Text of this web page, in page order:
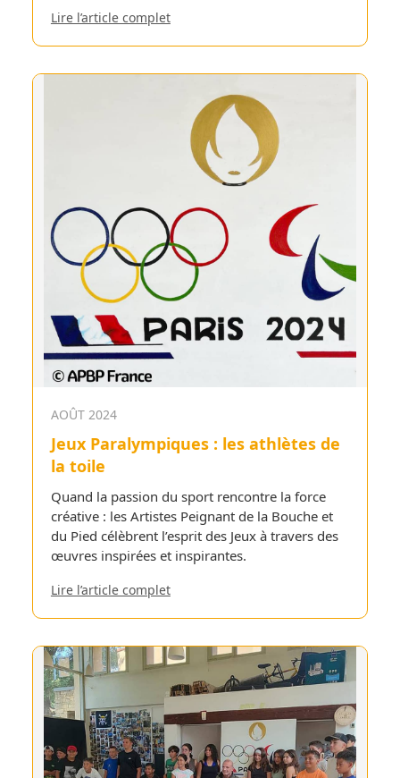
Lire l’article complet
AOÛT 2024
Jeux Paralympiques : les athlètes de
la toile
Quand la passion du sport rencontre la force
créative : les Artistes Peignant de la Bouche et
du Pied célèbrent l’esprit des Jeux à travers des
œuvres inspirées et inspirantes.
Lire l’article complet